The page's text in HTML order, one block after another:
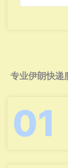
专业伊朗快递
01